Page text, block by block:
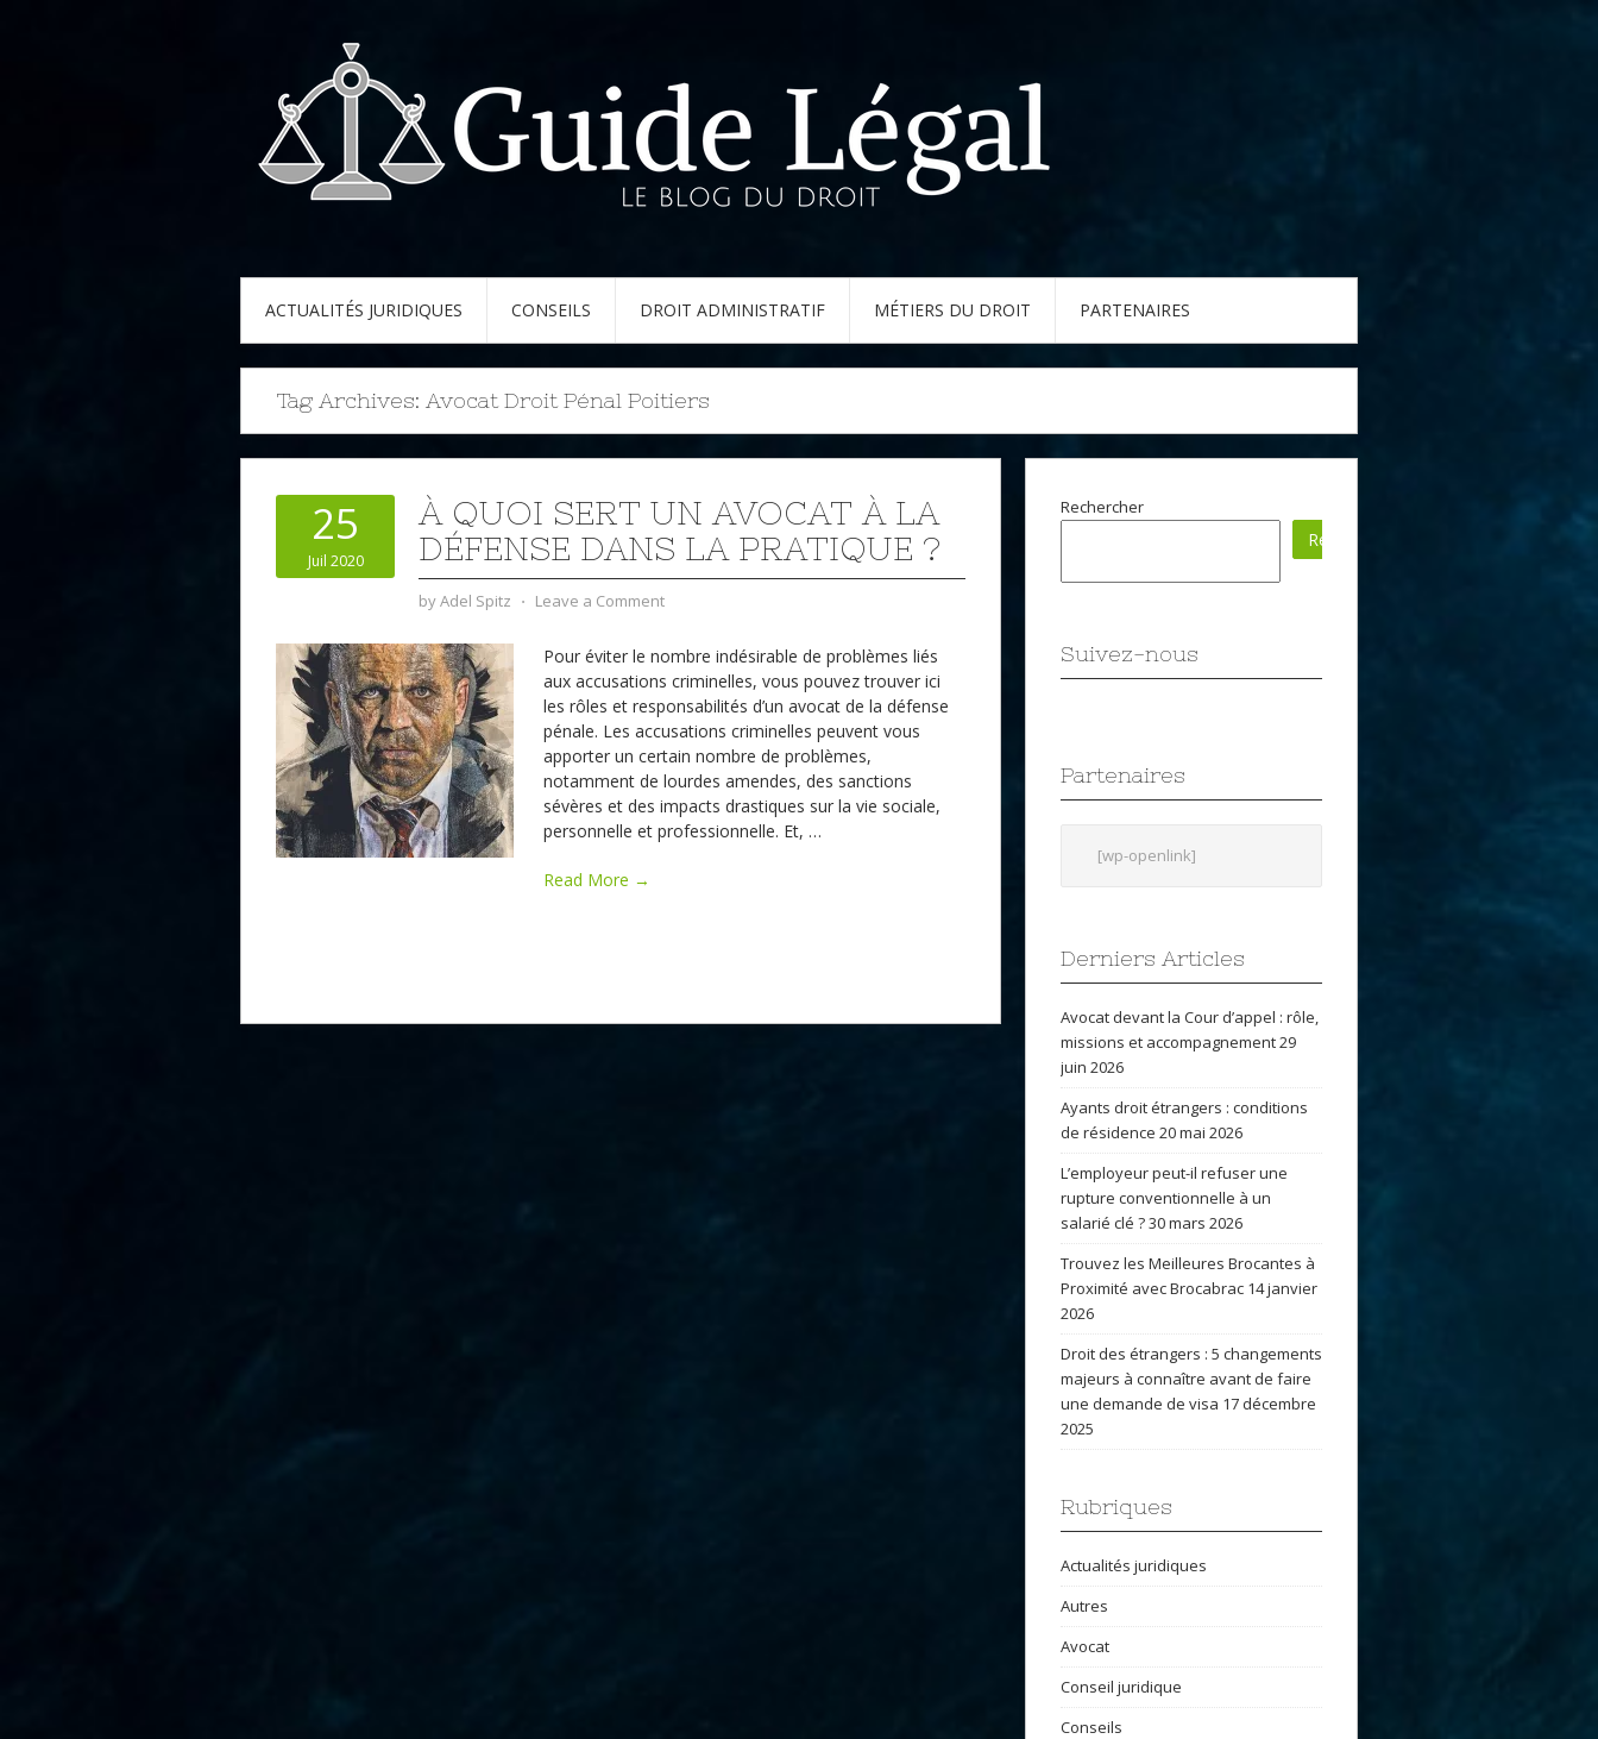
ACTUALITÉS JURIDIQUES CONSEILS DROIT ADMINISTRATIF MÉTIERS DU DROIT PARTENAIRES
Tag Archives: Avocat Droit Pénal Poitiers
25
Juil 2020
À QUOI SERT UN AVOCAT À LA
DÉFENSE DANS LA PRATIQUE ?
byAdel Spitz ⋅ Leave a Comment
Pour éviter le nombre indésirable de problèmes liés
aux accusations criminelles, vous pouvez trouver ici
les rôles et responsabilités d’un avocat de la défense
pénale. Les accusations criminelles peuvent vous
apporter un certain nombre de problèmes,
notamment de lourdes amendes, des sanctions
sévères et des impacts drastiques sur la vie sociale,
personnelle et professionnelle. Et, …
Read More →
Rechercher
Rechercher
Suivez-nous
Partenaires
[wp-openlink]
Derniers Articles
Avocat devant la Cour d’appel : rôle,
missions et accompagnement29
juin 2026
Ayants droit étrangers : conditions
de résidence 20 mai 2026
L’employeur peut-il refuser une
rupture conventionnelle à un
salarié clé ?30 mars 2026
Trouvez les Meilleures Brocantes à
Proximité avec Brocabrac 14 janvier
2026
Droit des étrangers : 5 changements
majeurs à connaître avant de faire
une demande de visa 17 décembre
2025
Rubriques
Actualités juridiques
Autres
Avocat
Conseil juridique
Conseils